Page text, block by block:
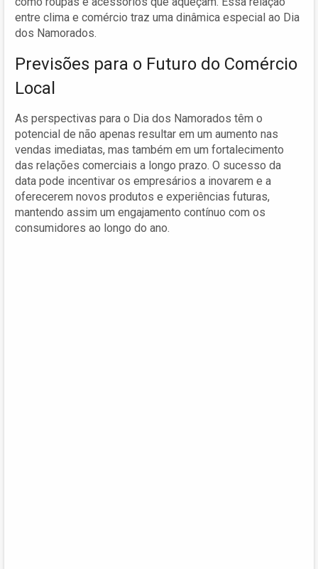
entre clima e comércio traz uma dinâmica especial ao Dia
dos Namorados.
Previsões para o Futuro do Comércio
Local
As perspectivas para o Dia dos Namorados têm o
potencial de não apenas resultar em um aumento nas
vendas imediatas, mas também em um fortalecimento
das relações comerciais a longo prazo. O sucesso da
data pode incentivar os empresários a inovarem e a
oferecerem novos produtos e experiências futuras,
mantendo assim um engajamento contínuo com os
consumidores ao longo do ano.